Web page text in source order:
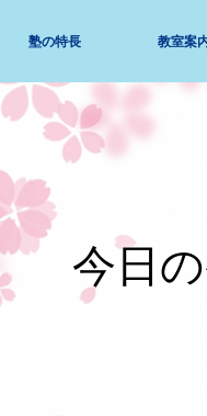
塾の特長 教室案
今日